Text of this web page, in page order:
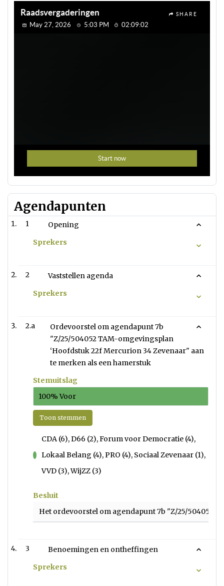
Agendapunten
1
Opening
Sprekers
2
Vaststellen agenda
Sprekers
2.a
Ordevoorstel om agendapunt 7b
"Z/25/504052 TAM-omgevingsplan
‘Hoofdstuk 22f Mercurion 34 Zevenaar" aan
te merken als een hamerstuk
Stemuitslag
100% Voor
Toon stemmen
CDA (6), D66 (2), Forum voor Democratie (4),
Lokaal Belang (4), PRO (4), Sociaal Zevenaar (1),
VVD (3), WijZZ (3)
Besluit
Het ordevoorstel om agendapunt 7b "Z/25/504052
3
Benoemingen en ontheffingen
Sprekers